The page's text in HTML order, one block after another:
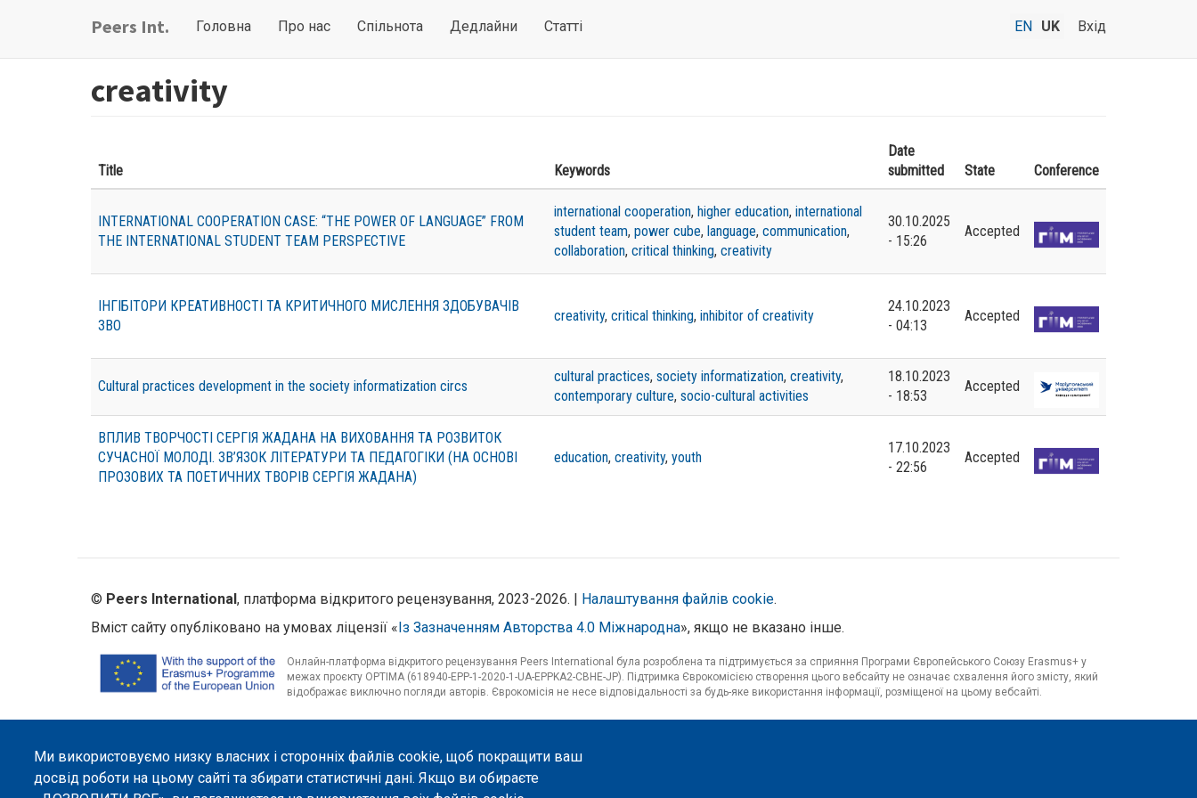
Peers Int.
Main
Головна Про нас Спільнота Дедлайни Статті
User
menu
Вхід
EN UK
creativity
Title Keywords
Date
submitted
State Conference
INTERNATIONAL COOPERATION CASE: “THE POWER OF LANGUAGE” FROM
THE INTERNATIONAL STUDENT TEAM PERSPECTIVE
international cooperation, higher education, international
student team, power cube, language, communication,
collaboration, critical thinking, creativity
30.10.2025
- 15:26
Accepted
ІНГІБІТОРИ КРЕАТИВНОСТІ ТА КРИТИЧНОГО МИСЛЕННЯ ЗДОБУВАЧІВ
ЗВО
creativity, critical thinking, inhibitor of creativity
24.10.2023
- 04:13
Accepted
Cultural practices development in the society informatization circs
cultural practices, society informatization, creativity,
contemporary culture, socio-cultural activities
18.10.2023
- 18:53
Accepted
ВПЛИВ ТВОРЧОСТІ СЕРГІЯ ЖАДАНА НА ВИХОВАННЯ ТА РОЗВИТОК
СУЧАСНОЇ МОЛОДІ. ЗВ’ЯЗОК ЛІТЕРАТУРИ ТА ПЕДАГОГІКИ (НА ОСНОВІ
ПРОЗОВИХ ТА ПОЕТИЧНИХ ТВОРІВ СЕРГІЯ ЖАДАНА)
education, creativity, youth
17.10.2023
- 22:56
Accepted
Ми використовуємо низку власних і сторонніх файлів cookie, щоб покращити ваш
досвід роботи на цьому сайті та збирати статистичні дані. Якщо ви обираєте
© Peers International, платформа відкритого рецензування, 2023-2026. | Налаштування файлів cookie.
Вміст сайту опубліковано на умовах ліцензії «Із Зазначенням Авторства 4.0 Міжнародна», якщо не вказано інше.
Онлайн-платформа відкритого рецензування Peers International була розроблена та підтримується за сприяння Програми Європейського Союзу Erasmus+ у
межах проєкту OPTIMA (618940-EPP-1-2020-1-UA-EPPKA2-CBHE-JP). Підтримка Єврокомісією створення цього вебсайту не означає схвалення його змісту, який
відображає виключно погляди авторів. Єврокомісія не несе відповідальності за будь-яке використання інформації, розміщеної на цьому вебсайті.